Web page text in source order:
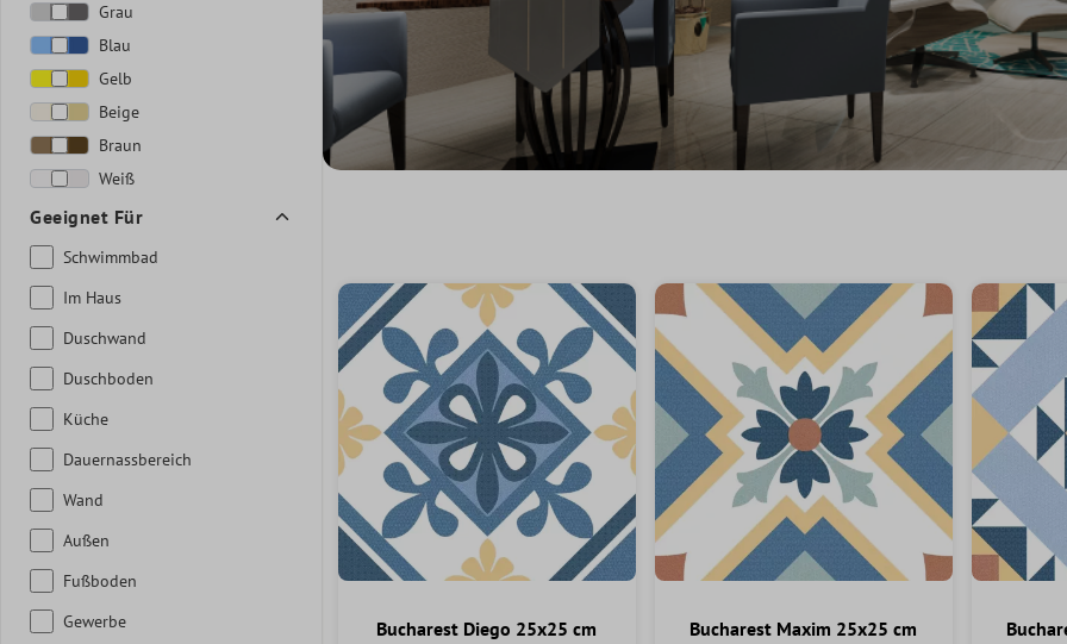
Grau
Blau
Gelb
Beige
Braun
Weiß
Geeignet Für
Schwimmbad
Im Haus
Duschwand
Duschboden
Küche
Dauernassbereich
Wand
Außen
Fußboden
Gewerbe
Bucharest Diego 25x25 cm Bucharest Maxim 25x25 cm